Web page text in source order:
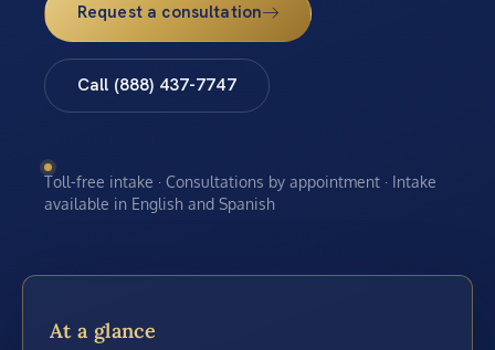
Request a consultation
Call (888) 437-7747
Toll-free intake · Consultations by appointment · Intake
available in English and Spanish
At a glance